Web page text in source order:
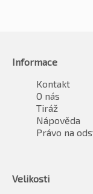
Informace
Kontakt
O nás
Tiráž
Nápověda
Právo na
Velikosti